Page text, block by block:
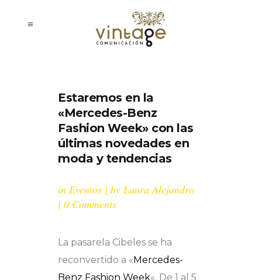
Estaremos en la
«Mercedes-Benz
Fashion Week» con las
últimas novedades en
moda y tendencias
in Eventos by Laura Alejandro
0 Comments
La pasarela Cibeles se ha
reconvertido a «Mercedes-
Benz Fashion Week«. De 1 al 5